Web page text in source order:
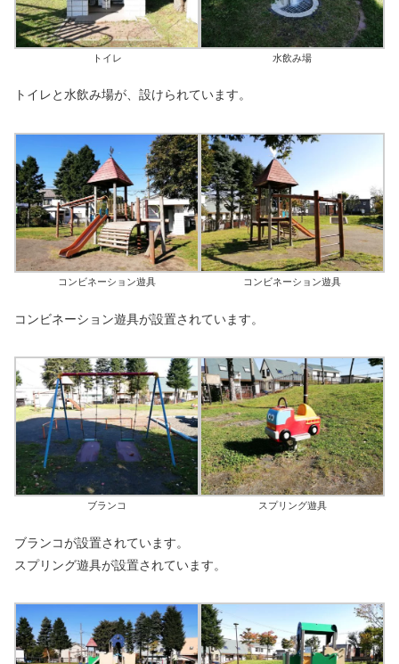
トイレ 水飲み場
トイレと水飲み場が、設けられています。
コンビネーション遊具 コンビネーション遊具
コンビネーション遊具が設置されています。
ブランコ スプリング遊具
ブランコが設置されています。
スプリング遊具が設置されています。